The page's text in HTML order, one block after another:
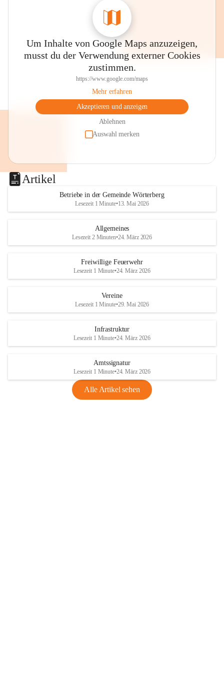
Um Inhalte von Google Maps anzuzeigen,
musst du der Verwendung externer Cookies
zustimmen.
https://www.google.com/maps
Mehr erfahren
Akzeptieren und anzeigen
Ablehnen
Auswahl merken
Artikel
Betriebe in der Gemeinde Wörterberg
Lesezeit 1 Minute•13. Mai 2026
Allgemeines
Lesezeit 2 Minuten•24. März 2026
Freiwillige Feuerwehr
Lesezeit 1 Minute•24. März 2026
Vereine
Lesezeit 1 Minute•29. Mai 2026
Infrastruktur
Lesezeit 1 Minute•24. März 2026
Amtssignatur
Lesezeit 1 Minute•24. März 2026
Alle Artikel sehen